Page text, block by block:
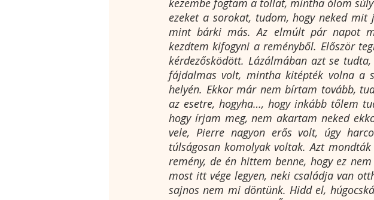
kezembe fogtam a tollat, mintha ólom
ezeket a sorokat, tudom, hogy neked mit
mint bárki más. Az elmúlt pár napot
kezdtem kifogyni a reményből. Először
kérdezősködött. Lázálmában azt se
fájdalmas volt, mintha kitépték volna a
helyén. Ekkor már nem bírtam tovább,
az esetre, hogyha…, hogy inkább tőlem
hogy írjam meg, nem akartam neked
vele, Pierre nagyon erős volt, úgy
túlságosan komolyak voltak. Azt
remény, de én hittem benne, hogy ez
most itt vége legyen, neki családja van
sajnos nem mi döntünk. Hidd el,